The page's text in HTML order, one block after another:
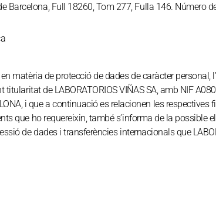
Barcelona, Full 18260, Tom 277, Fulla 146. Número
matèria de protecció de dades de caràcter personal,
de LABORATORIOS VIÑAS SA, amb NIF
i que a continuació es relacionen les
que ho requereixin, també s’informa de la possible
de dades i transferències internacionals que